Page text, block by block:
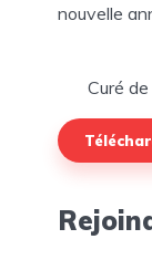
nouvelle
Curé